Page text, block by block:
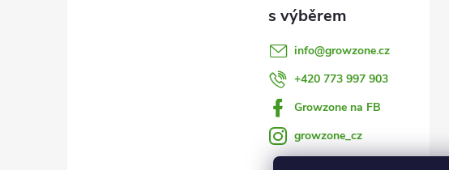
info@growzone.cz
+420 773 997 903
Growzone na FB
growzone_cz